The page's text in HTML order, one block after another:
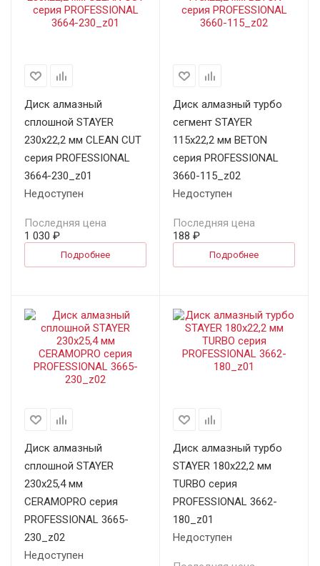
Диск алмазный
сплошной STAYER
230х22,2 мм CLEAN CUT
серия PROFESSIONAL
3664-230_z01
Недоступен
Последняя цена
1 030 ₽
Подробнее
Диск алмазный турбо
сегмент STAYER
115х22,2 мм BETON
серия PROFESSIONAL
3660-115_z02
Недоступен
Последняя цена
188 ₽
Подробнее
Диск алмазный
сплошной STAYER
230х25,4 мм
СERAMOPRO серия
PROFESSIONAL 3665-
230_z02
Недоступен
Диск алмазный турбо
STAYER 180х22,2 мм
TURBO серия
PROFESSIONAL 3662-
180_z01
Недоступен